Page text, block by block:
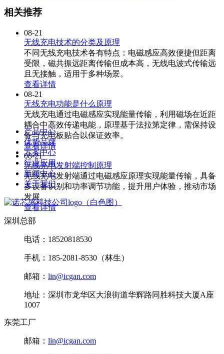
相关推荐
08-21
无线充电技术的分类及原理
不同无线充电技术各有特点：电磁感应高效便捷但距离
受限，磁共振远距离传输但成本高，无线电波式传输远
且无接触，适用于多种场景。
查看详情
08-21
无线充电功能是什么原理
无线充电通过电磁感应实现能量传输，利用磁场在近距
耦合中高效传递电能，原理基于法拉第定律，需保持设
备与充电板贴合以保证效率。
查看详情
08-21
无线充电发射端控制原理
无线充电发射端通过电磁感应原理实现能量传输，具备
多设备识别和功率调节功能，提升用户体验，推动市场
发展。
查看详情
产品中心
优势品牌
方案中心
行业应用
新闻中心
关于我们
深圳总部
电话：18520818530
手机：185-2081-8530（林生）
邮箱： lin@icgan.com
地址：深圳市龙华区大浪街道华辉路同胜科技大厦A座
1007
东莞工厂
邮箱： lin@icgan.com